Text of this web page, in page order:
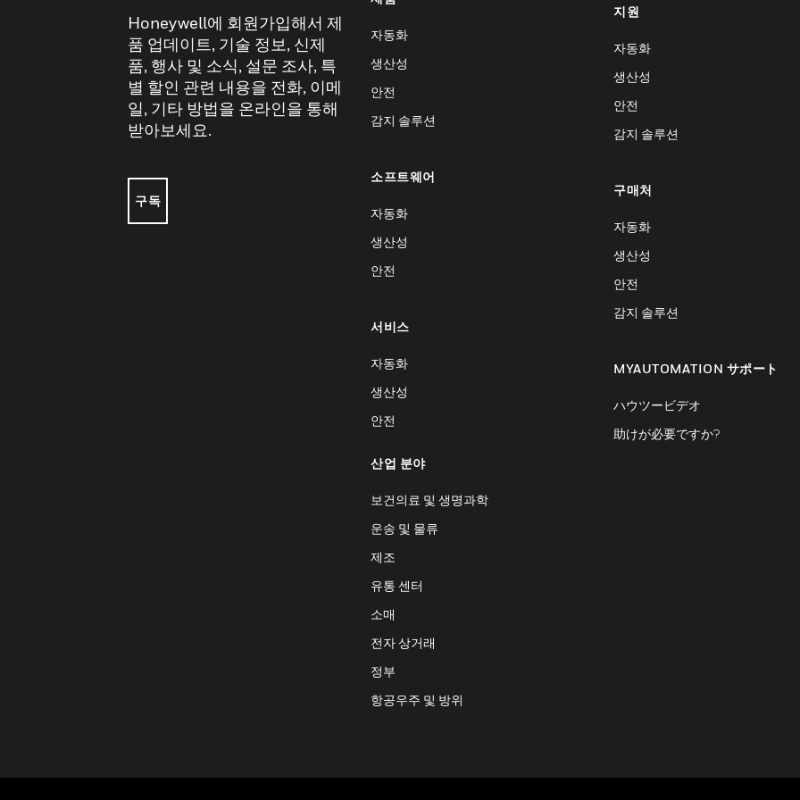
Honeywell에 회원가입해서 제
품 업데이트, 기술 정보, 신제
품, 행사 및 소식, 설문 조사, 특
별 할인 관련 내용을 전화, 이메
일, 기타 방법을 온라인을 통해
받아보세요.
구독
자동화
생산성
안전
감지 솔루션
소프트웨어
자동화
생산성
안전
서비스
자동화
생산성
안전
산업 분야
보건의료 및 생명과학
운송 및 물류
제조
유통 센터
소매
전자 상거래
정부
항공우주 및 방위
지원
자동화
생산성
안전
감지 솔루션
구매처
자동화
생산성
안전
감지 솔루션
MYAUTOMATION サポート
ハウツービデオ
助けが必要ですか?